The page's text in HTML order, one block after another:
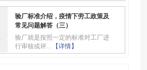
验厂标准介绍，疫情下劳工政策及
常见问题解答（三）
验厂就是按照一定的标准对工厂进
行审核或评... 【详情】